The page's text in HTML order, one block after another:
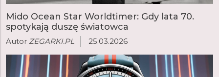
Mido Ocean Star Worldtimer: Gdy lata 70.
spotykają duszę światowca
Autor ZEGARKI.PL 25.03.2026